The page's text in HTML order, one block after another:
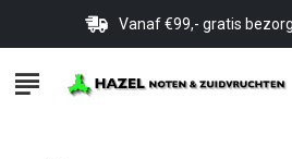
Vanaf €99,- gratis